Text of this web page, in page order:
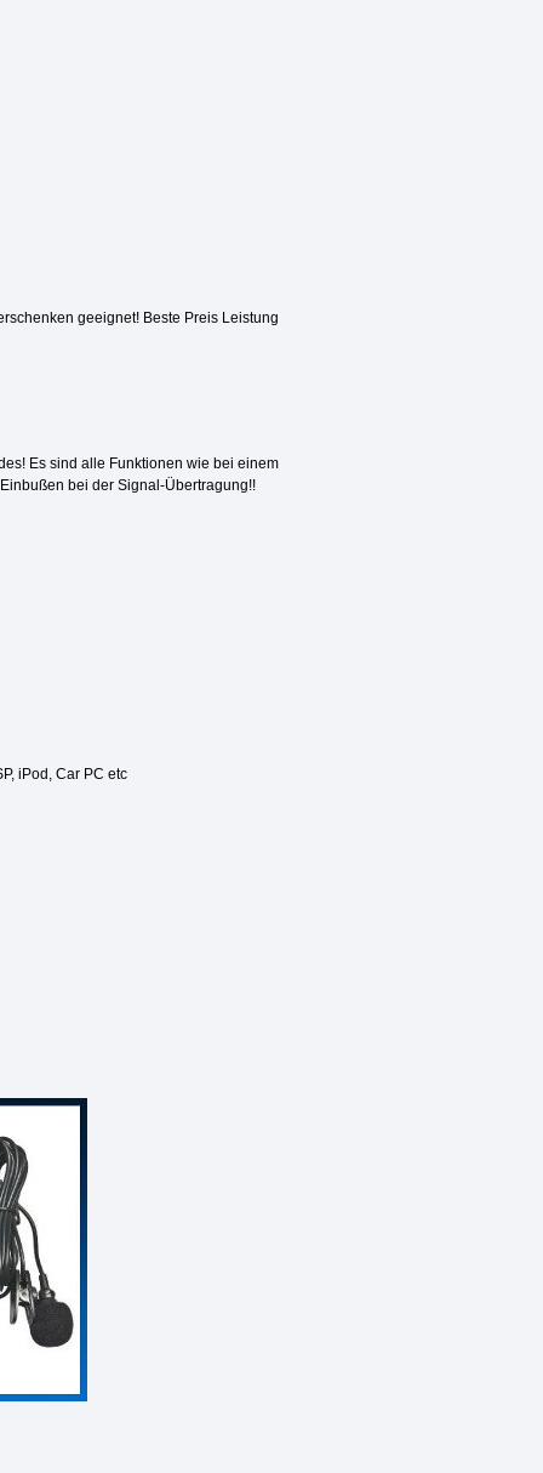
geeignet! Beste Preis Leistung
Es sind alle Funktionen wie bei einem
bei der Signal-Übertragung!!
iPod, Car PC etc